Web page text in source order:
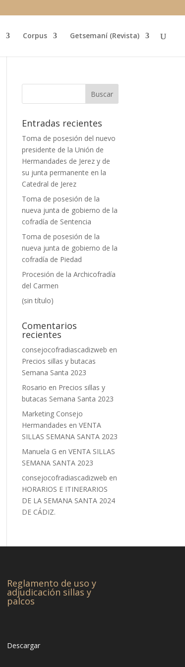
Corpus Getsemaní (Revista)
Entradas recientes
Toma de posesión del nuevo
presidente de la Unión de
Hermandades de Jerez y de
su junta permanente en la
Catedral de Jerez
Toma de posesión de la
nueva junta de gobierno de la
cofradía de Sentencia
Toma de posesión de la
nueva junta de gobierno de la
cofradía de Piedad
Procesión de la Archicofradía
del Carmen
(sin título)
Comentarios
recientes
consejocofradiascadizweb en
Precios sillas y butacas
Semana Santa 2023
Rosario en Precios sillas y
butacas Semana Santa 2023
Marketing Consejo
Hermandades enVENTA
SILLAS SEMANA SANTA 2023
Manuela G enVENTA SILLAS
SEMANA SANTA 2023
consejocofradiascadizweb en
HORARIOS E ITINERARIOS
DE LA SEMANA SANTA 2024
DE CÁDIZ.
Reglamento de uso y
adjudicación sillas y
palcos
Descargar